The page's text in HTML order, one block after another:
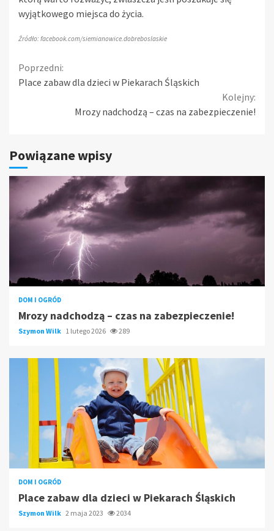
wyjątkowego miejsca do życia.
Źródło: facebook.com/siemianowice.dobreboslaskie
Continue
Poprzedni:
Place zabaw dla dzieci w Piekarach Śląskich
Kolejny:
Mrozy nadchodzą – czas na zabezpieczenie!
Powiązane wpisy
DOM I OGRÓD
Mrozy nadchodzą – czas na zabezpieczenie!
Szymon Wilk 1 lutego 2026 289
DOM I OGRÓD
Place zabaw dla dzieci w Piekarach Śląskich
Szymon Wilk 2 maja 2023 2034